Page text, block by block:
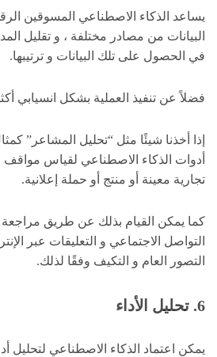
يساعد الذكاء الاصطناعي المسوقين
البيانات من مصادر مختلفة ، و تقليل
في الحصول على تلك البيانات و ترتيبها.
فضلاً عن تنفيذ العملية بشكل انسيابي
إذا أخذنا شيئًا مثل “تحليل المشاعر”
أدوات الذكاء الاصطناعي لقياس مواقف
تجارية معينة أو منتج أو حملة إعلانية.
كما يمكن القيام بذلك عن طريق
التواصل الاجتماعي و التعليقات عبر
التصور العام و التكيف وفقًا لذلك.
6. تحليل الأداء
يمكن اعتماد الذكاء الاصطناعي لتحليل